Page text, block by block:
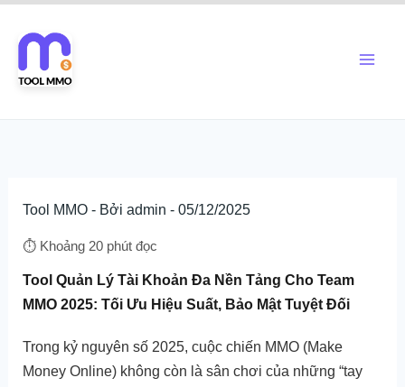
dung
Tool MMO- Bởi admin - 05/12/2025
⏱️ Khoảng 20 phút đọc
Tool Quản Lý Tài Khoản Đa Nền Tảng Cho Team
MMO 2025: Tối Ưu Hiệu Suất, Bảo Mật Tuyệt Đối
Trong kỷ nguyên số 2025, cuộc chiến MMO (Make
Money Online) không còn là sân chơi của những “tay